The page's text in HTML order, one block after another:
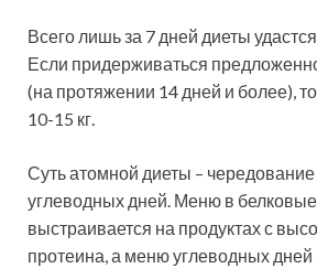
Всего лишь за 7 дней диеты удастся
Если придерживаться
(на протяжении 14 дней и более),
10-15 кг.
Суть атомной диеты –
углеводных дней. Меню в
выстраивается на продуктах с
протеина, а меню углеводных дней